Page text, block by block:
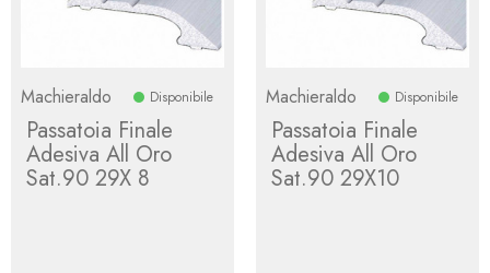
Machieraldo Disponibile
Passatoia Finale
Adesiva All Oro
Sat.90 29X 8
Machieraldo Disponibile
Passatoia Finale
Adesiva All Oro
Sat.90 29X10